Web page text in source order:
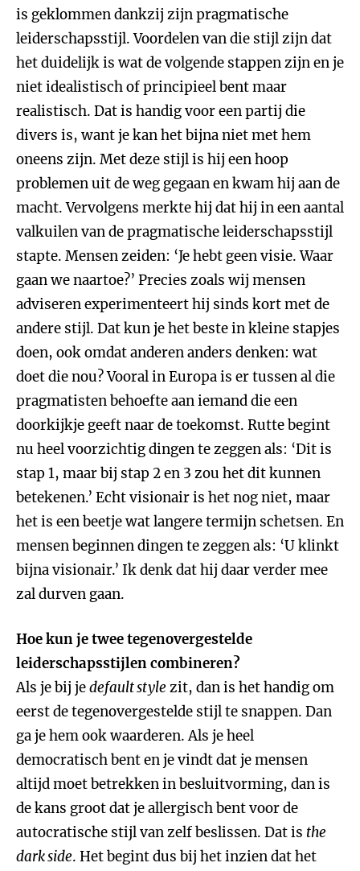
is geklommen dankzij zijn pragmatische
leiderschapsstijl. Voordelen van die stijl zijn dat
het duidelijk is wat de volgende stappen zijn en je
niet idealistisch of principieel bent maar
realistisch. Dat is handig voor een partij die
divers is, want je kan het bijna niet met hem
oneens zijn. Met deze stijl is hij een hoop
problemen uit de weg gegaan en kwam hij aan de
macht. Vervolgens merkte hij dat hij in een aantal
valkuilen van de pragmatische leiderschapsstijl
stapte. Mensen zeiden: ‘Je hebt geen visie. Waar
gaan we naartoe?’ Precies zoals wij mensen
adviseren experimenteert hij sinds kort met de
andere stijl. Dat kun je het beste in kleine stapjes
doen, ook omdat anderen anders denken: wat
doet die nou? Vooral in Europa is er tussen al die
pragmatisten behoefte aan iemand die een
doorkijkje geeft naar de toekomst. Rutte begint
nu heel voorzichtig dingen te zeggen als: ‘Dit is
stap 1, maar bij stap 2 en 3 zou het dit kunnen
betekenen.’ Echt visionair is het nog niet, maar
het is een beetje wat langere termijn schetsen. En
mensen beginnen dingen te zeggen als: ‘U klinkt
bijna visionair.’ Ik denk dat hij daar verder mee
zal durven gaan.
Hoe kun je twee tegenovergestelde
leiderschapsstijlen combineren?
Als je bij jedefault style zit, dan is het handig om
eerst de tegenovergestelde stijl te snappen. Dan
ga je hem ook waarderen. Als je heel
democratisch bent en je vindt dat je mensen
altijd moet betrekken in besluitvorming, dan is
de kans groot dat je allergisch bent voor de
autocratische stijl van zelf beslissen. Dat is the
dark side. Het begint dus bij het inzien dat het